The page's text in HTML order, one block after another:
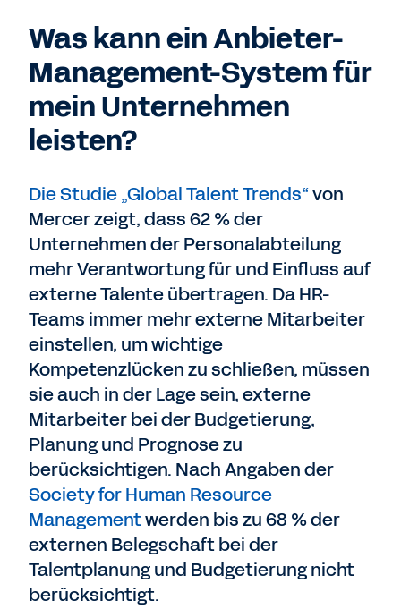
Was kann ein Anbieter-
Management-System für
mein Unternehmen
leisten?
Die Studie „Global Talent Trends“von
Mercer zeigt, dass 62 % der
Unternehmen der Personalabteilung
mehr Verantwortung für und Einfluss auf
externe Talente übertragen. Da HR-
Teams immer mehr externe Mitarbeiter
einstellen, um wichtige
Kompetenzlücken zu schließen, müssen
sie auch in der Lage sein, externe
Mitarbeiter bei der Budgetierung,
Planung und Prognose zu
berücksichtigen. Nach Angaben der
Society for Human Resource
Managementwerden bis zu 68 % der
externen Belegschaft bei der
Talentplanung und Budgetierung nicht
berücksichtigt.